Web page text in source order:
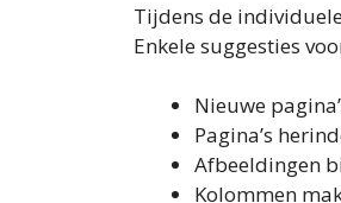
Tijdens de
Enkele suggesties
Nieuwe
Pagina’s
Afbeeldingen
Kolommen